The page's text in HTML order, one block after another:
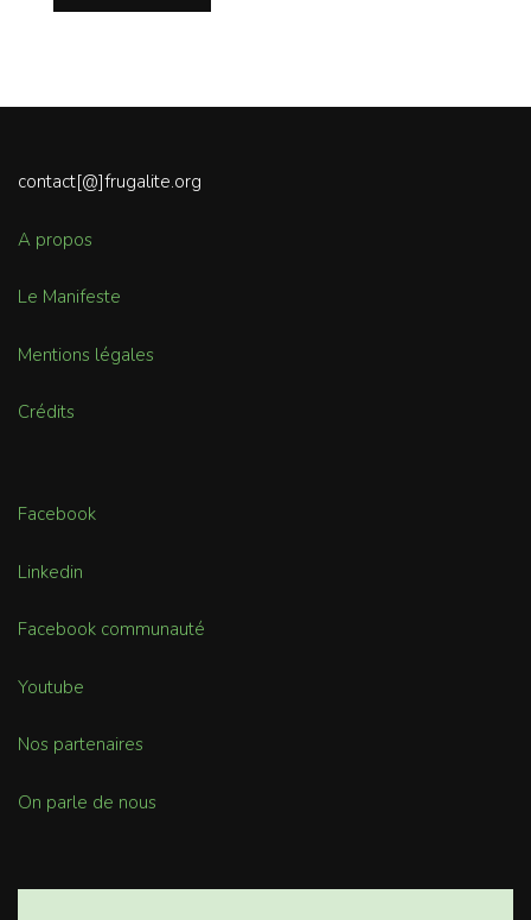
contact[@]frugalite.org
A propos
Le Manifeste
Mentions légales
Crédits
Facebook
Linkedin
Facebook communauté
Youtube
Nos partenaires
On parle de nous